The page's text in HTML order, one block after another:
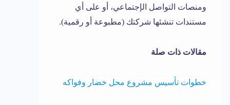
ومنصات التواصل الإجتماعي، أو على أي
مستندات تنشئها شركتك (مطبوعة أو رقمية).
مقالات ذات صلة
خطوات تأسيس مشروع محل خضار وفواكه